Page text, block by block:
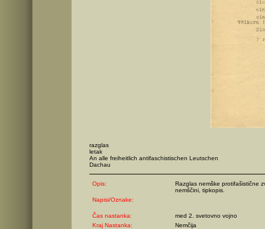
razglas
letak
An alle freiheitlich antifaschistischen Leutschen
Dachau
Opis:
Razglas nemške protifašistične
nemščini, tipkopis.
Napisi/Oznake:
Čas nastanka:
med 2. svetovno vojno
Kraj Nastanka:
Nemčija